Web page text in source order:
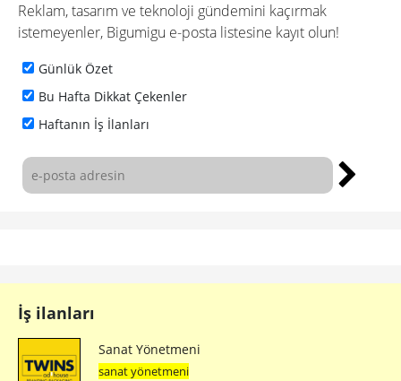
Reklam, tasarım ve teknoloji gündemini kaçırmak
istemeyenler, Bigumigu e-posta listesine kayıt olun!
Günlük Özet
Bu Hafta Dikkat Çekenler
Haftanın İş İlanları
İş ilanları
Sanat Yönetmeni
sanat yönetmeni